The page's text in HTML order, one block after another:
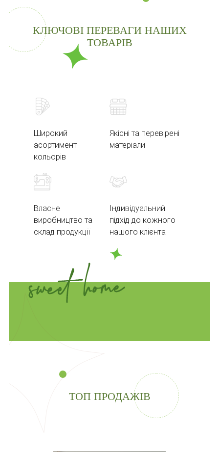
КЛЮЧОВІ ПЕРЕВАГИ НАШИХ
ТОВАРІВ
Широкий
асортимент
кольорів
Якісні та перевірені
матеріали
Власне
виробництво та
склад продукції
Індивідуальний
підхід до кожного
нашого клієнта
ТОП ПРОДАЖІВ